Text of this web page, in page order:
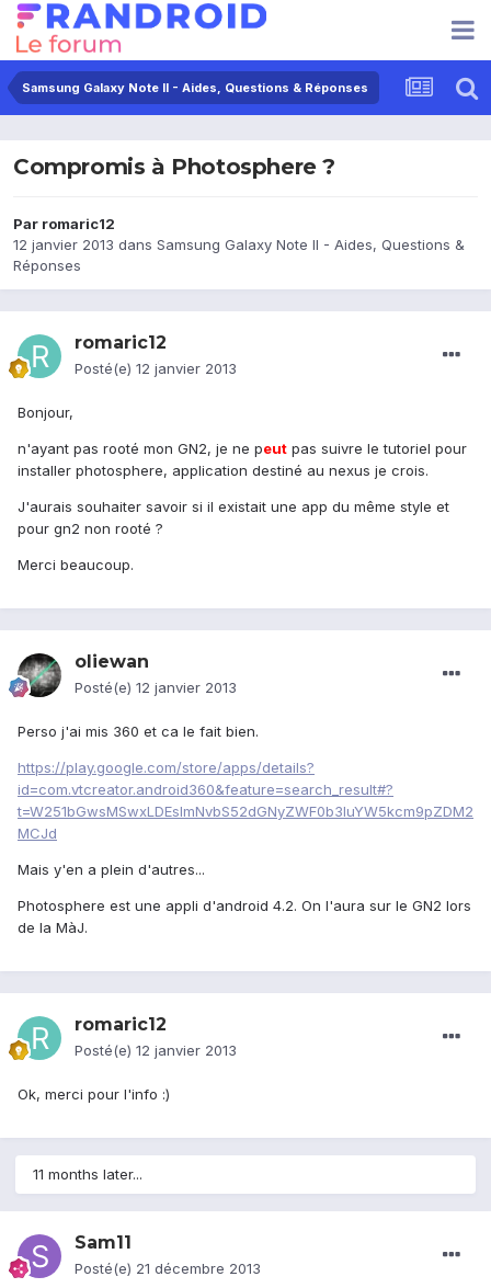
Samsung Galaxy Note II - Aides, Questions & Réponses
Compromis à Photosphere ?
Par romaric12
12 janvier 2013 dans Samsung Galaxy Note II - Aides, Questions &
Réponses
romaric12
Posté(e) 12 janvier 2013
Bonjour,
n'ayant pas rooté mon GN2, je ne peut pas suivre le tutoriel pour
installer photosphere, application destiné au nexus je crois.
J'aurais souhaiter savoir si il existait une app du même style et
pour gn2 non rooté ?
Merci beaucoup.
oliewan
Posté(e) 12 janvier 2013
Perso j'ai mis 360 et ca le fait bien.
https://play.google.com/store/apps/details?
id=com.vtcreator.android360&feature=search_result#?
t=W251bGwsMSwxLDEsImNvbS52dGNyZWF0b3IuYW5kcm9pZDM2
MCJd
Mais y'en a plein d'autres...
Photosphere est une appli d'android 4.2. On l'aura sur le GN2 lors
de la MàJ.
romaric12
Posté(e) 12 janvier 2013
Ok, merci pour l'info :)
11 months later...
Sam11
Posté(e) 21 décembre 2013